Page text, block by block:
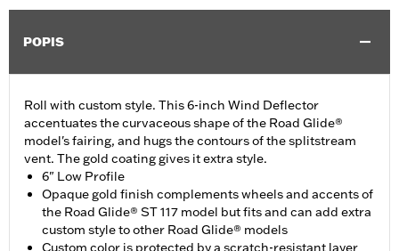
POPIS
Roll with custom style. This 6-inch Wind Deflector
accentuates the curvaceous shape of the Road Glide®
model's fairing, and hugs the contours of the splitstream
vent. The gold coating gives it extra style.
6" Low Profile
Opaque gold finish complements wheels and accents of
the Road Glide® ST 117 model but fits and can add extra
custom style to other Road Glide® models
Custom color is protected by a scratch-resistant layer